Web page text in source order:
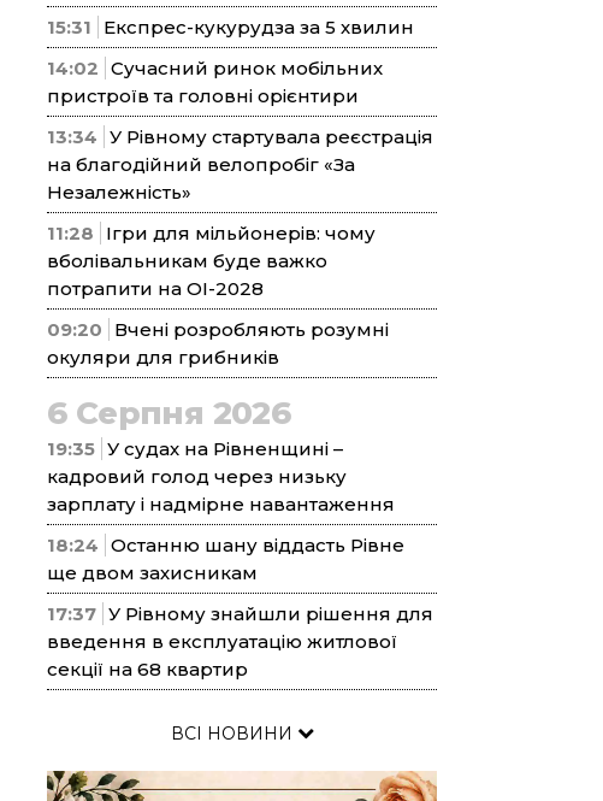
15:31
Експрес-кукурудза за 5 хвилин
14:02 Сучасний ринок мобільних
пристроїв та головні орієнтири
13:34 У Рівному стартувала реєстрація
на благодійний велопробіг «За
Незалежність»
11:28
Ігри для мільйонерів: чому
вболівальникам буде важко
потрапити на ОІ-2028
09:20
Вчені розробляють розумні
окуляри для грибників
6 Серпня 2026
19:35 У судах на Рівненщині –
кадровий голод через низьку
зарплату і надмірне навантаження
18:24 Останню шану віддасть Рівне
ще двом захисникам
17:37 У Рівному знайшли рішення для
введення в експлуатацію житлової
секції на 68 квартир
ВСІ НОВИНИ